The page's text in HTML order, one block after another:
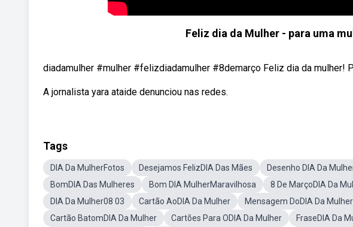
Feliz dia da Mulher - para uma
diadamulher #mulher #felizdiadamulher #8demarço Feliz dia da mulher!
A jornalista yara ataide denunciou nas redes.
Tags
DIA Da MulherFotos Desejamos FelizDIA Das Mães Desenho DIA Da
BomDIA Das Mulheres
Bom DIA MulherMaravilhosa 8 De MarçoDIA Da
DIA Da Mulher08 03
Cartão AoDIA Da Mulher Mensagem DoDIA Da Mulher
Cartão BatomDIA Da Mulher
Cartões Para ODIA Da Mulher FraseDIA Da